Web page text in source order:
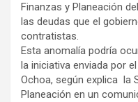
Finanzas y Planeación
las deudas que el
contratistas.
Esta anomalía podría
la iniciativa enviada por
Ochoa, según explica la
Planeación en un